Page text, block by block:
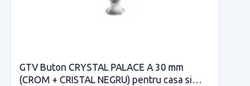
GTV Buton CRYSTAL PALACE A 30 mm
(CROM + CRISTAL NEGRU) pentru casa si